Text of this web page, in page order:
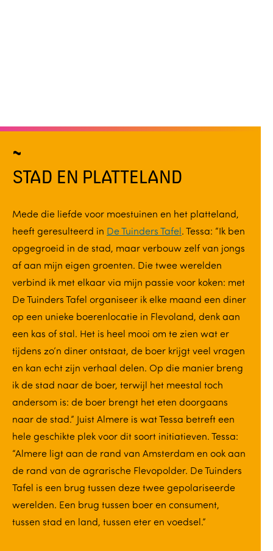
STAD EN PLATTELAND
Mede die liefde voor moestuinen en het platteland,
heeft geresulteerd in De Tuinders Tafel. Tessa: “Ik ben
opgegroeid in de stad, maar verbouw zelf van jongs
af aan mijn eigen groenten. Die twee werelden
verbind ik met elkaar via mijn passie voor koken: met
De Tuinders Tafel organiseer ik elke maand een diner
op een unieke boerenlocatie in Flevoland, denk aan
een kas of stal. Het is heel mooi om te zien wat er
tijdens zo’n diner ontstaat, de boer krijgt veel vragen
en kan echt zijn verhaal delen. Op die manier breng
ik de stad naar de boer, terwijl het meestal toch
andersom is: de boer brengt het eten doorgaans
naar de stad.” Juist Almere is wat Tessa betreft een
hele geschikte plek voor dit soort initiatieven. Tessa:
“Almere ligt aan de rand van Amsterdam en ook aan
de rand van de agrarische Flevopolder. De Tuinders
Tafel is een brug tussen deze twee gepolariseerde
werelden. Een brug tussen boer en consument,
tussen stad en land, tussen eter en voedsel.”